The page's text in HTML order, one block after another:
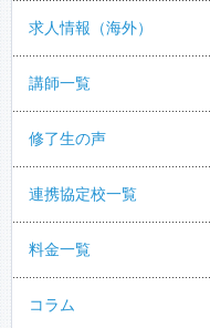
求人情報（海外）
講師一覧
修了生の声
連携協定校一覧
料金一覧
コラム